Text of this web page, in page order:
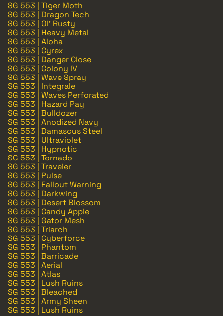
SG 553 | Tiger Moth
SG 553 | Dragon Tech
SG 553 | Ol' Rusty
SG 553 | Heavy Metal
SG 553 | Aloha
SG 553 | Cyrex
SG 553 | Danger Close
SG 553 | Colony IV
SG 553 | Wave Spray
SG 553 | Integrale
SG 553 | Waves Perforated
SG 553 | Hazard Pay
SG 553 | Bulldozer
SG 553 | Anodized Navy
SG 553 | Damascus Steel
SG 553 | Ultraviolet
SG 553 | Hypnotic
SG 553 | Tornado
SG 553 | Traveler
SG 553 | Pulse
SG 553 | Fallout Warning
SG 553 | Darkwing
SG 553 | Desert Blossom
SG 553 | Candy Apple
SG 553 | Gator Mesh
SG 553 | Triarch
SG 553 | Cyberforce
SG 553 | Phantom
SG 553 | Barricade
SG 553 | Aerial
SG 553 | Atlas
SG 553 | Lush Ruins
SG 553 | Bleached
SG 553 | Army Sheen
SG 553 | Lush Ruins